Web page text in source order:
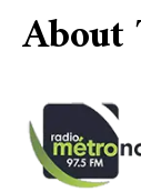
About